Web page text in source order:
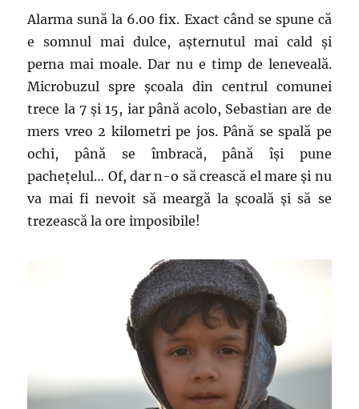
Alarma sună la 6.00 fix. Exact când se spune că
e somnul mai dulce, așternutul mai cald și
perna mai moale. Dar nu e timp de leneveală.
Microbuzul spre școala din centrul comunei
trece la 7 și 15, iar până acolo, Sebastian are de
mers vreo 2 kilometri pe jos. Până se spală pe
ochi, până se îmbracă, până își pune
pachețelul… Of, dar n-o să crească el mare și nu
va mai fi nevoit să meargă la școală și să se
trezească la ore imposibile!